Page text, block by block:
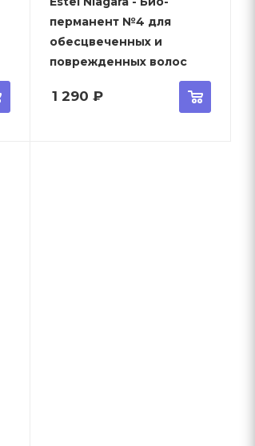
перманент №4 для
обесцвеченных и
поврежденных волос
1 290 ₽